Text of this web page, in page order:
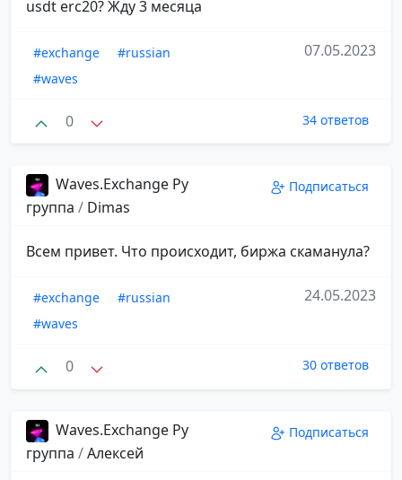
usdt erc20? Жду 3 месяца
#exchange
#russian
#waves
07.05.2023
0 34 ответов
Waves.Exchange Ру
группа / Dimas
Подписаться
Всем привет. Что происходит, биржа скаманула?
#exchange
#russian
#waves
24.05.2023
0 30 ответов
Waves.Exchange Ру
группа /Алексей
Подписаться